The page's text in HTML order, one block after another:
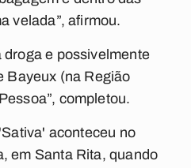
velada”, afirmou.
droga e possivelmente
Bayeux (na Região
completou.
aconteceu no
em Santa Rita, quando